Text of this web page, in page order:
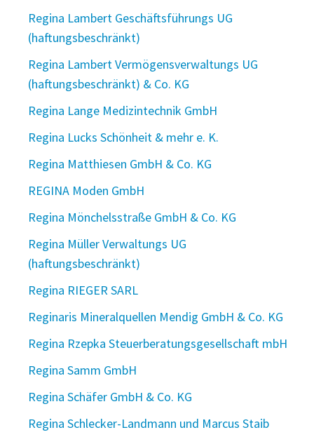
Regina Lambert Geschäftsführungs UG
(haftungsbeschränkt)
Regina Lambert Vermögensverwaltungs UG
(haftungsbeschränkt) & Co. KG
Regina Lange Medizintechnik GmbH
Regina Lucks Schönheit & mehr e. K.
Regina Matthiesen GmbH & Co. KG
REGINA Moden GmbH
Regina Mönchelsstraße GmbH & Co. KG
Regina Müller Verwaltungs UG
(haftungsbeschränkt)
Regina RIEGER SARL
Reginaris Mineralquellen Mendig GmbH & Co. KG
Regina Rzepka Steuerberatungsgesellschaft mbH
Regina Samm GmbH
Regina Schäfer GmbH & Co. KG
Regina Schlecker-Landmann und Marcus Staib